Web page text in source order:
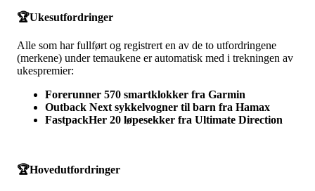
🏆Ukesutfordringer
Alle som har fullført og registrert en av de to utfordringene
(merkene) under temaukene er automatisk med i trekningen av
ukespremier:
Forerunner 570 smartklokker fra Garmin
Outback Next sykkelvogner til barn fra Hamax
FastpackHer 20 løpesekker fra Ultimate Direction
🏆Hovedutfordringer